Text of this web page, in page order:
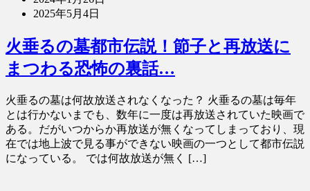
2025年5月4日
火垂るの墓都市伝説！節子と再放送に
まつわる恐怖の裏話…
火垂るの墓は何故放送されなくなった？ 火垂るの墓は毎年
とは行かないまでも、数年に一度は再放送されていた映画で
ある。だがいつからか再放送が無くなってしまっており、現
在では地上波で見る事ができない映画の一つとして都市伝説
になっている。 では何故放送が無く […]